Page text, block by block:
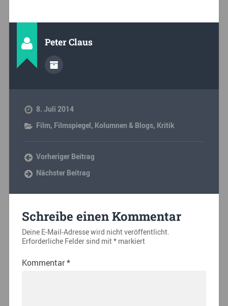
Peter Claus
8. Juli 2014
Film, Filmspiegel, Kolumnen & Blogs, Kritik
Vorheriger Beitrag
Nächster Beitrag
Schreibe einen Kommentar
Deine E-Mail-Adresse wird nicht veröffentlicht.
Erforderliche Felder sind mit*markiert
Kommentar*